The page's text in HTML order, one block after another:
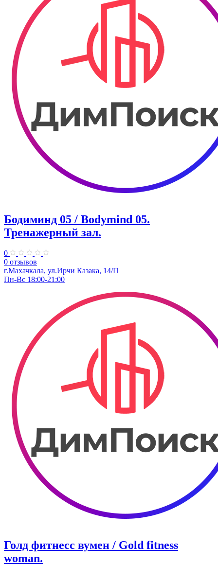
Бодиминд 05 / Bodymind 05.
Тренажерный зал.
0
0 отзывов
г.Махачкала, ул.Ирчи Казака, 14/П
Пн-Вс 18:00-21:00
Голд фитнесс вумен / Gold fitness
woman.